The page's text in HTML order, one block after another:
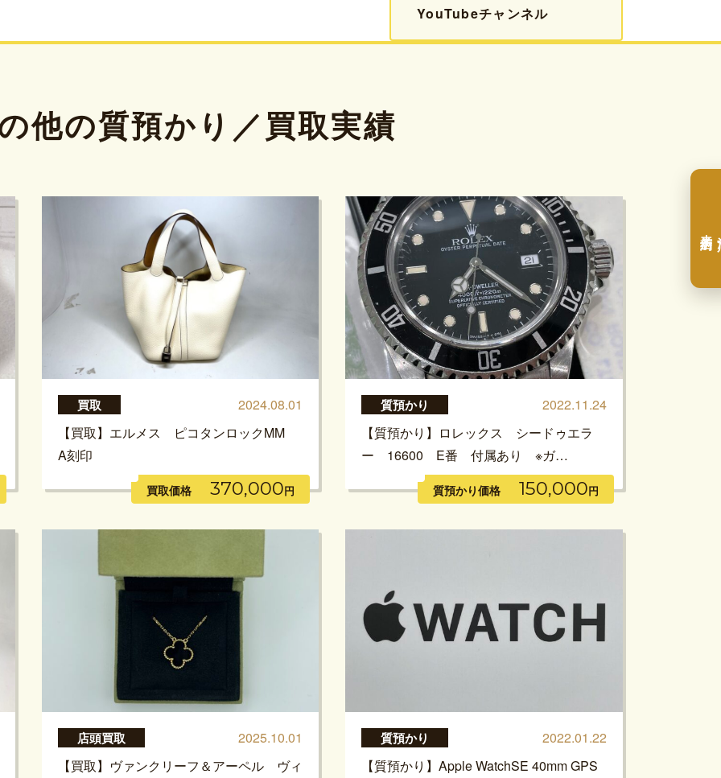
YouTubeチャンネル
他の質預かり／買取実績
買取
2024.08.01
【買取】エルメス ピコタンロックMM
A刻印
買取価格 370,000円
質預かり
2022.11.24
【質預かり】ロレックス シードゥエラ
ー 16600 E番 付属あり ※ガ…
質預かり価格 150,000円
店頭買取
2025.10.01
【買取】ヴァンクリーフ＆アーペル ヴィ
質預かり
2022.01.22
【質預かり】Apple WatchSE 40mm GPS